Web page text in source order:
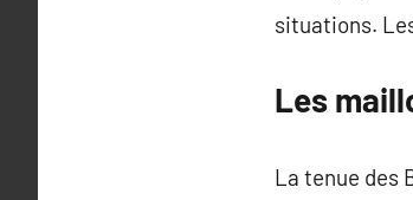
situations.
Les
La tenue des